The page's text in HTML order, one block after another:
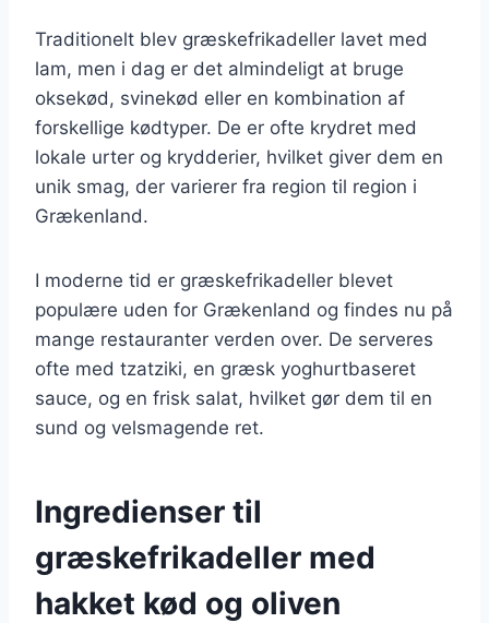
Traditionelt blev græskefrikadeller lavet med
lam, men i dag er det almindeligt at bruge
oksekød, svinekød eller en kombination af
forskellige kødtyper. De er ofte krydret med
lokale urter og krydderier, hvilket giver dem en
unik smag, der varierer fra region til region i
Grækenland.
I moderne tid er græskefrikadeller blevet
populære uden for Grækenland og findes nu på
mange restauranter verden over. De serveres
ofte med tzatziki, en græsk yoghurtbaseret
sauce, og en frisk salat, hvilket gør dem til en
sund og velsmagende ret.
Ingredienser til
græskefrikadeller med
hakket kød og oliven